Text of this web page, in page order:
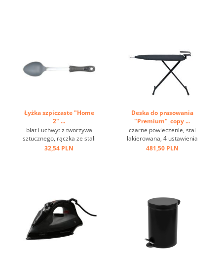
Łyżka szpiczaste "Home
2" ...
blat i uchwyt z tworzywa
sztucznego, rączka ze stali
nierdzewnej, oczko do
32,54 PLN
Deska do prasowania
"Premium"_copy ...
czarne powleczenie, stal
lakierowana, 4 ustawienia
wysokości, haczyk do
481,50 PLN